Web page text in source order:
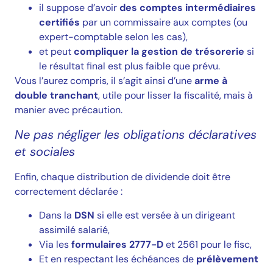
il suppose d’avoirdes comptes intermédiaires
certifiés par un commissaire aux comptes (ou
expert-comptable selon les cas),
et peutcompliquer la gestion de trésorerie si
le résultat final est plus faible que prévu.
Vous l’aurez compris, il s’agit ainsi d’unearme à
double tranchant, utile pour lisser la fiscalité, mais à
manier avec précaution.
Ne pas négliger les obligations déclaratives
et sociales
Enfin, chaque distribution de dividende doit être
correctement déclarée :
Dans la DSN si elle est versée à un dirigeant
assimilé salarié,
Via lesformulaires 2777-Det 2561 pour le fisc,
Et en respectant les échéances de prélèvement